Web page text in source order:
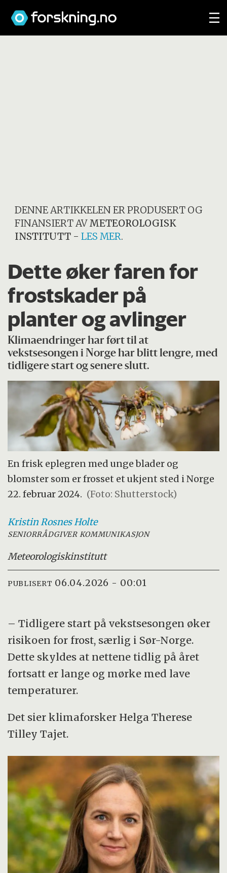
DENNE ARTIKKELEN ER PRODUSERT OG
FINANSIERT AVMETEOROLOGISK
INSTITUTT -LES MER.
Dette øker faren for
frostskader på
planter og avlinger
Klimaendringer har ført til at
vekstsesongen i Norge har blitt lengre, med
tidligere start og senere slutt.
En frisk eplegren med unge blader og
blomster som er frosset et ukjent sted i Norge
22. februar 2024. (Foto: Shutterstock)
Kristin Rosnes Holte
SENIORRÅDGIVER KOMMUNIKASJON
Meteorologiskinstitutt
PUBLISERT 06.04.2026 - 00:01
– Tidligere start på vekstsesongen øker
risikoen for frost, særlig i Sør-Norge.
Dette skyldes at nettene tidlig på året
fortsatt er lange og mørke med lave
temperaturer.
Det sier klimaforsker Helga Therese
Tilley Tajet.